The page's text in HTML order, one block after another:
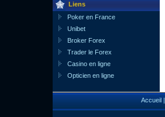
Liens
Poker en France
Unibet
Broker Forex
Trader le Forex
Casino en ligne
Opticien en ligne
Accueil|